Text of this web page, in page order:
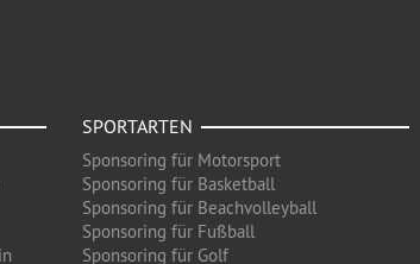
SPORTARTEN
Sponsoring für Motorsport
Sponsoring für Basketball
Sponsoring für Beachvolleyball
Sponsoring für Fußball
Sponsoring für Golf